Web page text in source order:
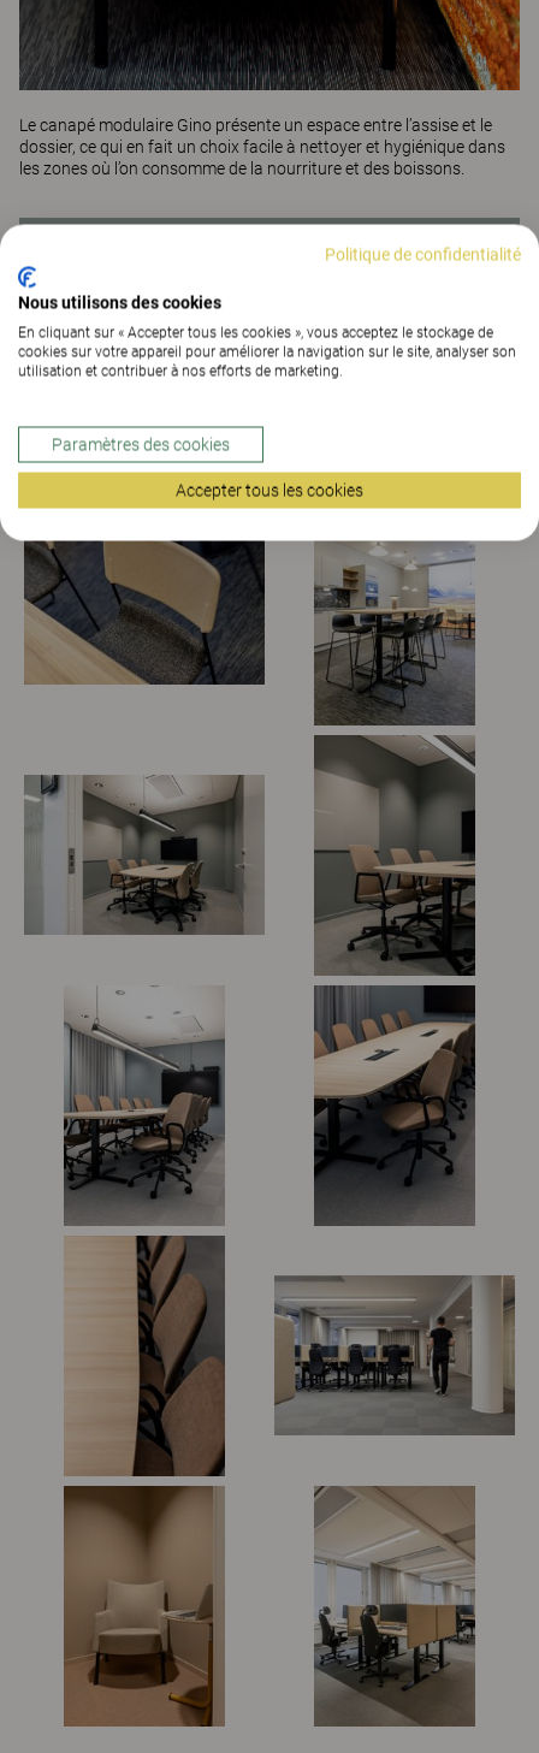
Le canapé modulaire Gino présente un espace entre l’assise et le
dossier, ce qui en fait un choix facile à nettoyer et hygiénique dans
les zones où l’on consomme de la nourriture et des boissons.
Êtes-vous inspiré par ce projet ?
CONTACTEZ-NOUS!
Politique de confidentialité
Nous utilisons des cookies
En cliquant sur « Accepter tous les cookies », vous acceptez le stockage de
cookies sur votre appareil pour améliorer la navigation sur le site, analyser son
utilisation et contribuer à nos efforts de marketing.
Paramètres des cookies
Accepter tous les cookies